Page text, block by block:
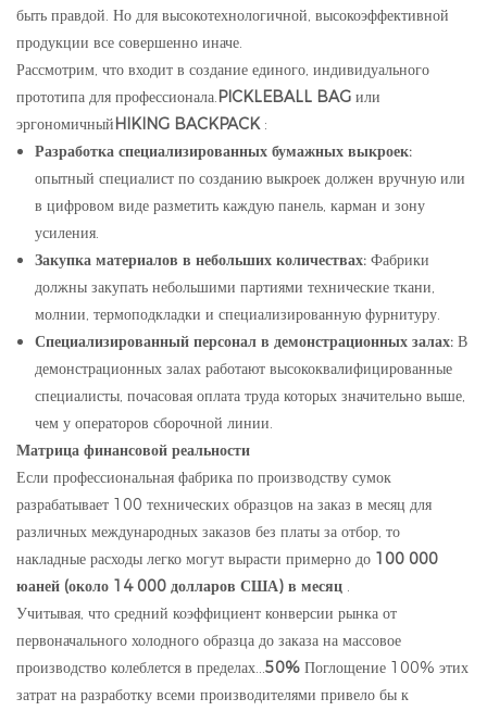
быть правдой. Но для высокотехнологичной, высокоэффективной
продукции все совершенно иначе.
Рассмотрим, что входит в создание единого, индивидуального
прототипа для профессионала.PICKLEBALL BAG или
эргономичныйHIKING BACKPACK:
Разработка специализированных бумажных выкроек:
опытный специалист по созданию выкроек должен вручную или
в цифровом виде разметить каждую панель, карман и зону
усиления.
Закупка материалов в небольших количествах:Фабрики
должны закупать небольшими партиями технические ткани,
молнии, термоподкладки и специализированную фурнитуру.
Специализированный персонал в демонстрационных залах:В
демонстрационных залах работают высококвалифицированные
специалисты, почасовая оплата труда которых значительно выше,
чем у операторов сборочной линии.
Матрица финансовой реальности
Если профессиональная фабрика по производству сумок
разрабатывает 100 технических образцов на заказ в месяц для
различных международных заказов без платы за отбор, то
накладные расходы легко могут вырасти примерно до 100 000
юаней (около 14 000 долларов США) в месяц .
Учитывая, что средний коэффициент конверсии рынка от
первоначального холодного образца до заказа на массовое
производство колеблется в пределах...50% Поглощение 100% этих
затрат на разработку всеми производителями привело бы к